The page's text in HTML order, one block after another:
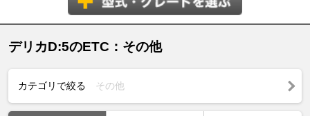
デリカD:5のETC：その他
カテゴリで絞る その他